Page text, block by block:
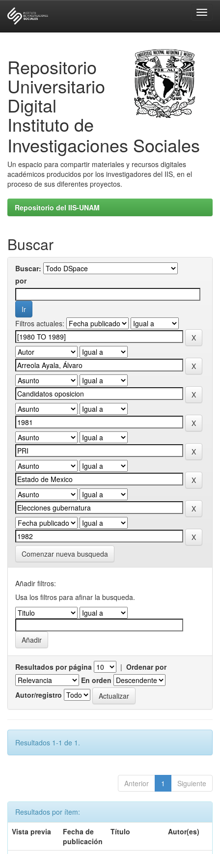
Repositorio
Universitario
Digital
Instituto de
Investigaciones Sociales
Un espacio para compartir materiales y recursos digitales
académicos producidos por los investigadores del IIS, en el
proceso de sus diferentes proyectos.
Repositorio del IIS-UNAM
Buscar
Buscar:
por
Filtros actuales:
Comenzar nueva busqueda
Añadir filtros:
Usa los filtros para afinar la busqueda.
Resultados por página | Ordenar por
En orden
Autor/registro
Resultados 1-1 de 1.
Anterior 1 Siguiente
Resultados por ítem:
Vista previa
Fecha de
publicación
Título Autor(es)